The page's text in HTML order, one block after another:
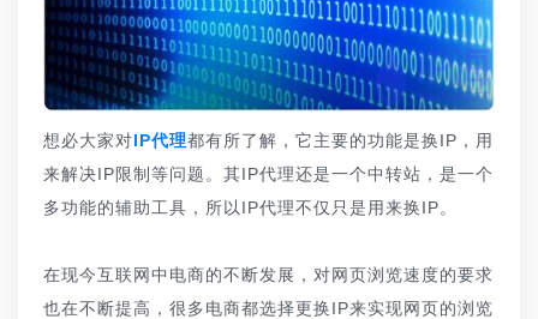
想必大家对IP代理都有所了解，它主要的功能是换IP，用
来解决IP限制等问题。其IP代理还是一个中转站，是一个
多功能的辅助工具，所以IP代理不仅只是用来换IP。
在现今互联网中电商的不断发展，对网页浏览速度的要求
也在不断提高，很多电商都选择更换IP来实现网页的浏览